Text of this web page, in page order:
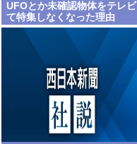
UFOとか未確認物体をテレビ
て特集しなくなった理由
www